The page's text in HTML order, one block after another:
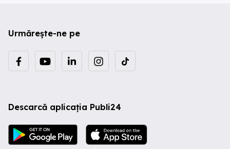
Urmărește-ne pe
Descarcă aplicația Publi24